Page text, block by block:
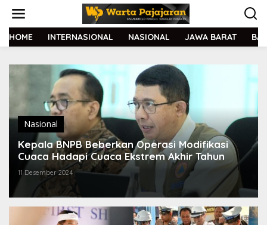
t
HOME INTERNASIONAL NASIONAL JAWA BARAT
Nasional
Kepala BNPB Beberkan Operasi Modifikasi
Cuaca Hadapi Cuaca Ekstrem Akhir Tahun
11 Desember 2024